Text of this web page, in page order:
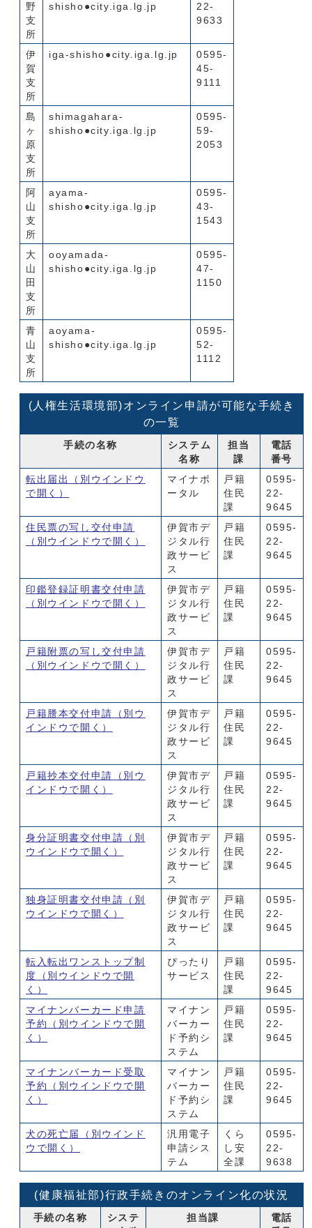
野
支
所
shisho●city.iga.lg.jp
22-
9633
伊
賀
支
所
iga-shisho●city.iga.lg.jp
0595-
45-
9111
島
ヶ
原
支
所
shimagahara-
shisho●city.iga.lg.jp
0595-
59-
2053
阿
山
支
所
ayama-
shisho●city.iga.lg.jp
0595-
43-
1543
大
山
田
支
所
ooyamada-
shisho●city.iga.lg.jp
0595-
47-
1150
青
山
支
所
aoyama-
shisho●city.iga.lg.jp
0595-
52-
1112
(人権生活環境部)オンライン申請が可能な手続き
の一覧
手続の名称
システム
名称
担当
課
電話
番号
転出届出
（別ウインドウ
で開く）
マイナポ
ータル
戸籍
住民
課
0595-
22-
9645
住民票の写し交付申請
（別ウインドウで開く）
伊賀市デ
ジタル行
政サービ
ス
戸籍
住民
課
0595-
22-
9645
印鑑登録証明書交付申請
（別ウインドウで開く）
伊賀市デ
ジタル行
政サービ
ス
戸籍
住民
課
0595-
22-
9645
戸籍附票の写し交付申請
（別ウインドウで開く）
伊賀市デ
ジタル行
政サービ
ス
戸籍
住民
課
0595-
22-
9645
戸籍謄本交付申請
（別ウ
インドウで開く）
伊賀市デ
ジタル行
政サービ
ス
戸籍
住民
課
0595-
22-
9645
戸籍抄本交付申請
（別ウ
インドウで開く）
伊賀市デ
ジタル行
政サービ
ス
戸籍
住民
課
0595-
22-
9645
身分証明書交付申請 （別
ウインドウで開く）
伊賀市デ
ジタル行
政サービ
ス
戸籍
住民
課
0595-
22-
9645
独身証明書交付申請 （別
ウインドウで開く）
伊賀市デ
ジタル行
政サービ
ス
戸籍
住民
課
0595-
22-
9645
転入転出ワンストップ制
度
（別ウインドウで開
く）
ぴったり
サービス
戸籍
住民
課
0595-
22-
9645
マイナンバーカード申請
予約
（別ウインドウで開
く）
マイナン
バーカー
ド予約シ
ステム
戸籍
住民
課
0595-
22-
9645
マイナンバーカード受取
予約
（別ウインドウで開
く）
マイナン
バーカー
ド予約シ
ステム
戸籍
住民
課
0595-
22-
9645
犬の死亡届
（別ウインド
ウで開く）
汎用電子
申請シス
テム
くら
し安
全課
0595-
22-
9638
(健康福祉部)行政手続きのオンライン化の状況
手続の名称
システ
担当課
電話